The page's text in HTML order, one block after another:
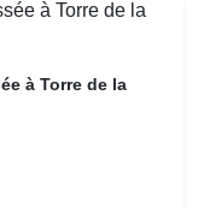
à Torre de la